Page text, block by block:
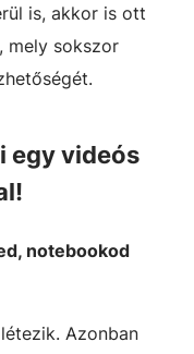
is, akkor is ott
mely sokszor
egy videós
notebookod
Azonban